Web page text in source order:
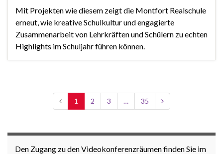
Mit Projekten wie diesem zeigt die Montfort Realschule
erneut, wie kreative Schulkultur und engagierte
Zusammenarbeit von Lehrkräften und Schülern zu echten
Highlights im Schuljahr führen können.
1 2 3 … 35
Den Zugang zu den Videokonferenzräumen finden Sie im